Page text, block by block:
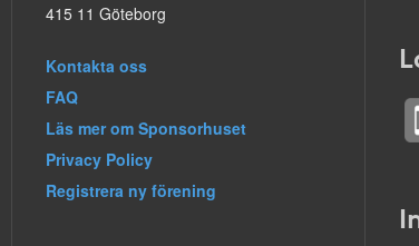
415 11 Göteborg
Kontakta oss
FAQ
Läs mer om Sponsorhuset
Privacy Policy
Registrera ny förening